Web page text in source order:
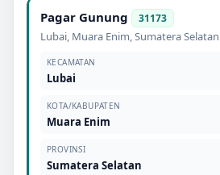
Pagar Gunung 31173
Lubai, Muara Enim,Sumatera Selatan
KECAMATAN
Lubai
KOTA/KABUPATEN
Muara Enim
PROVINSI
Sumatera Selatan